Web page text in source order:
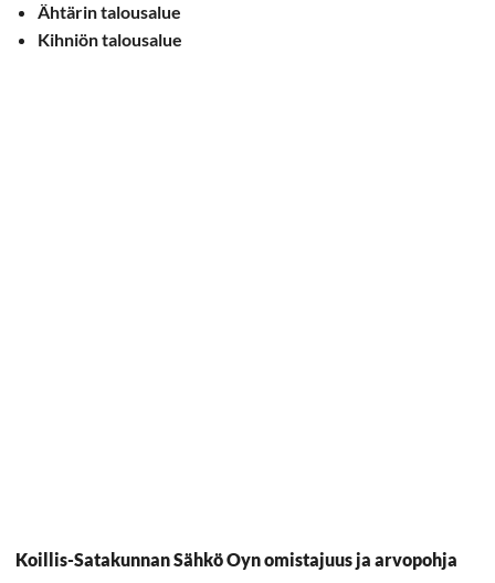
Ähtärin talousalue
Kihniön talousalue
Koillis-Satakunnan Sähkö Oyn omistajuus ja arvopohja